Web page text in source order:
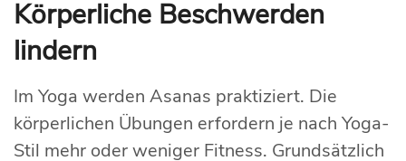
Körperliche Beschwerden
lindern
Im Yoga werden Asanas praktiziert. Die
körperlichen Übungen erfordern je nach Yoga-
Stil mehr oder weniger Fitness. Grundsätzlich